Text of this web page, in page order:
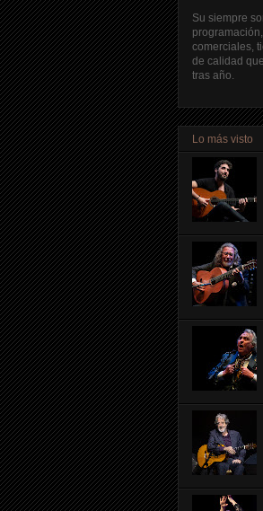
Su siempre
comerciales,
de calidad
tras año.
Lo más visto